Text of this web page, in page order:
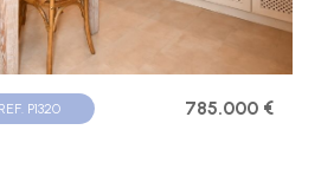
REF. P1320 785.000 €